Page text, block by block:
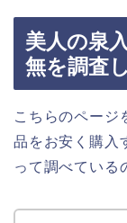
美人の泉
無を調査
こちらのページ
品をお安く購入
って調べている